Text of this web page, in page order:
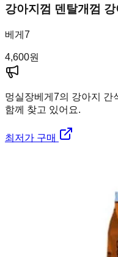
강아지껌 덴탈개껌
베게7
4,600원
멍실장베게7의 강아지 간
함께 찾고 있어요.
최저가 구매